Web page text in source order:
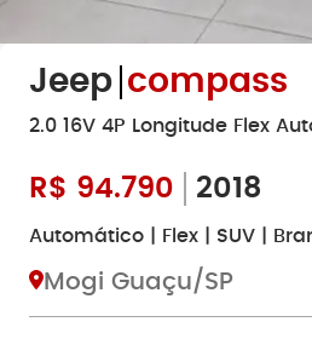
Jeep compass
2.0 16V 4P Longitude Flex
R$ 94.790 2018
Automático | Flex | SUV |
Mogi Guaçu/SP